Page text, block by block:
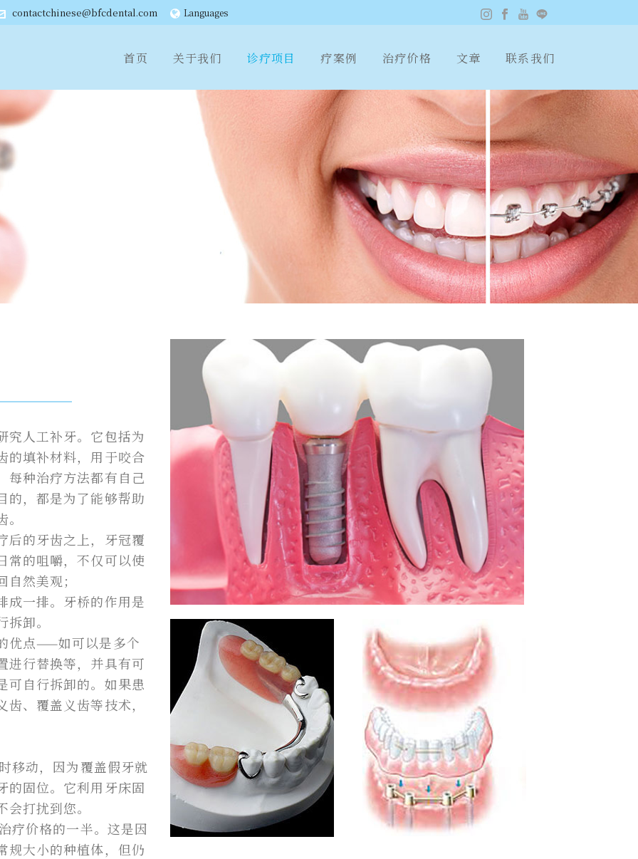
contactchinese@bfcdental.com Languages
首页 关于我们 诊疗项目 疗案例 治疗价格 文章 联系我们
究人工补牙。它包括为
的填补材料，用于咬合
每种治疗方法都有自己
的，都是为了能够帮助
后的牙齿之上，牙冠覆
常的咀嚼，不仅可以使
然美观；
成一排。牙桥的作用是
卸。
优点——如可以是多个
进行替换等，并具有可
可自行拆卸的。如果患
、覆盖义齿等技术，
移动，因为覆盖假牙就
的固位。它利用牙床固
打扰到您。
疗价格的一半。这是因
规大小的种植体，但仍